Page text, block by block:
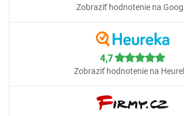
Zobraziť hodnotenie na
4,7
Zobraziť hodnotenie na